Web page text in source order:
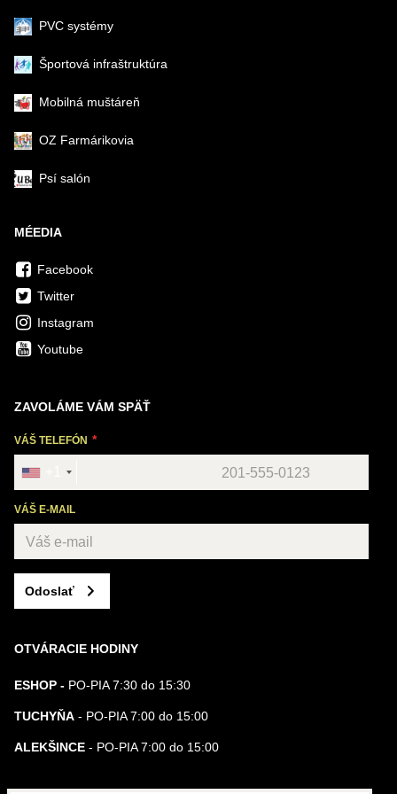
PVC systémy
Športová infraštruktúra
Mobilná muštáreň
OZ Farmárikovia
Psí salón
MÉEDIA
Facebook
Twitter
Instagram
Youtube
ZAVOLÁME VÁM SPÄŤ
VÁŠ TELEFÓN
VÁŠ E-MAIL
Odoslať
OTVÁRACIE HODINY
ESHOP - PO-PIA 7:30 do 15:30
TUCHYŇA - PO-PIA 7:00 do 15:00
ALEKŠINCE - PO-PIA 7:00 do 15:00